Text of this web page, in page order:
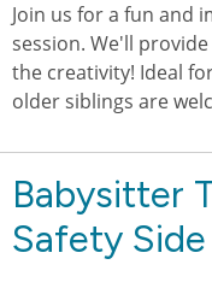
Join us for a fun and
session. We'll
the creativity! Ideal
older siblings are
Babysitter
Safety